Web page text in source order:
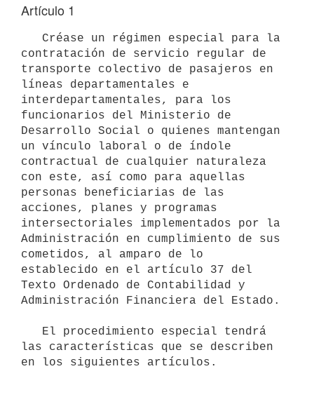
Artículo 1
contratación de servicio regular de
transporte colectivo de pasajeros en
líneas departamentales e
interdepartamentales, para los
funcionarios del Ministerio de
Desarrollo Social o quienes mantengan
un vínculo laboral o de índole
contractual de cualquier naturaleza
con este, así como para aquellas
personas beneficiarias de las
acciones, planes y programas
intersectoriales implementados por la
Administración en cumplimiento de sus
cometidos, al amparo de lo
establecido en el artículo 37 del
Texto Ordenado de Contabilidad y
Administración Financiera del Estado.
las características que se describen